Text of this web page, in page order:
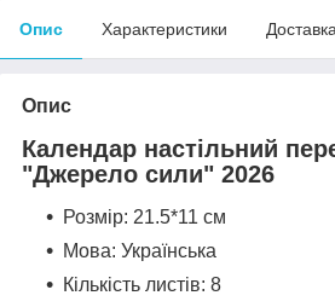
Опис Характеристики Доставка
Опис
Календар настільний
"Джерело сили" 2026
Розмір: 21.5*11 см
Мова: Українська
Кількість листів: 8